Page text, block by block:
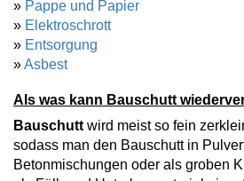
» Pappe und Papier
» Elektroschrott
» Entsorgung
»Asbest
Als was kann Bauschutt
Bauschutt wird meist so fein
sodass man den Bauschutt in
Betonmischungen oder als groben